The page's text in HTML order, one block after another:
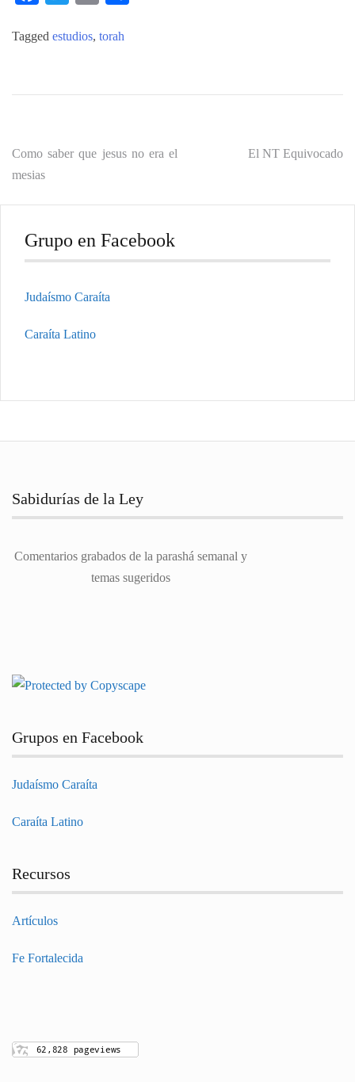
Tagged estudios, torah
Navegación
de
Como saber que jesus no era el
mesias
El NT Equivocado
Grupo en Facebook
Judaísmo Caraíta
Caraíta Latino
Sabidurías de la Ley
Comentarios grabados de la parashá semanal y
temas sugeridos
Grupos en Facebook
Judaísmo Caraíta
Caraíta Latino
Recursos
Artículos
Fe Fortalecida